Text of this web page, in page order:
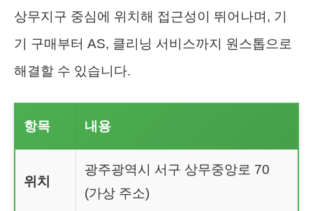
상무지구 중심에 위치해 접근성이 뛰어나며, 기
기 구매부터 AS, 클리닝 서비스까지 원스톱으로
해결할 수 있습니다.
항목 내용
위치
광주광역시 서구 상무중앙로 70
(가상 주소)